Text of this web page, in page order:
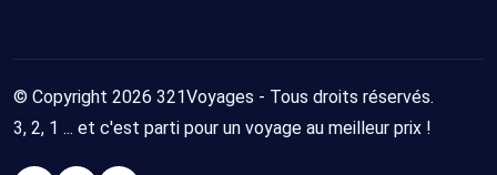
© Copyright 2026 321Voyages - Tous droits réservés.
3, 2, 1 ... et c'est parti pour un voyage au meilleur prix !